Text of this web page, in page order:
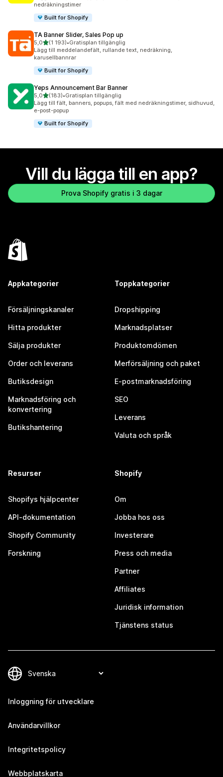
nedräkningstimer
Built for Shopify
TA Banner Slider, Sales Pop up
5,0av 5 stjärnor
(1 193)
1193 recensioner totalt
•Gratisplan tillgänglig
Lägg till meddelandefält, rullande text, nedräkning,
karusellbannrar
Built for Shopify
Yeps Announcement Bar Banner
5,0av 5 stjärnor
(183)
183 recensioner totalt
•Gratisplan tillgänglig
Lägg till fält, banners, popups, fält med nedräkningstimer, sidhuvud,
e-post-popup
Built for Shopify
Vill du lägga till en app?
Prova Shopify gratis i 3 dagar
Appkategorier
Försäljningskanaler
Hitta produkter
Sälja produkter
Order och leverans
Butiksdesign
Marknadsföring och
konvertering
Butikshantering
Toppkategorier
Dropshipping
Marknadsplatser
Produktomdömen
Merförsäljning och paket
E-postmarknadsföring
SEO
Leverans
Valuta och språk
Resurser
Shopifys hjälpcenter
API-dokumentation
Shopify Community
Forskning
Shopify
Om
Jobba hos oss
Investerare
Press och media
Partner
Affiliates
Juridisk information
Tjänstens status
Inloggning för utvecklare
Användarvillkor
Integritetspolicy
Webbplatskarta